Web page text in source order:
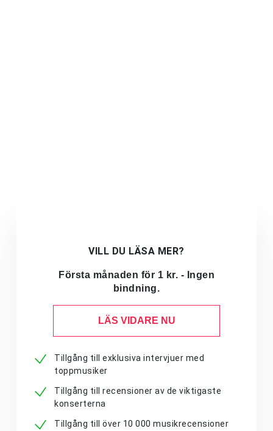
VILL DU LÄSA MER?
Första månaden för 1 kr. - Ingen
bindning.
LÄS VIDARE NU
Tillgång till exklusiva intervjuer med
toppmusiker
Tillgång till recensioner av de viktigaste
konserterna
Tillgång till över 10 000 musikrecensioner